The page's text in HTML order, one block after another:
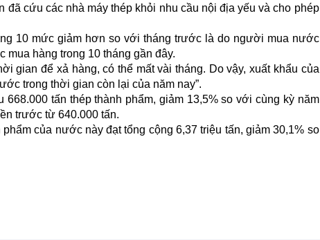
đã cứu các nhà máy thép khỏi nhu cầu nội địa yếu và cho phép
10 mức giảm hơn so với tháng trước là do người mua nước
hàng trong 10 tháng gần đây.
gian để xả hàng, có thể mất vài tháng. Do vậy, xuất khẩu của
trong thời gian còn lại của năm nay”.
tấn thép thành phẩm, giảm 13,5% so với cùng kỳ năm
trước từ 640.000 tấn.
của nước này đạt tổng cộng 6,37 triệu tấn, giảm 30,1% so